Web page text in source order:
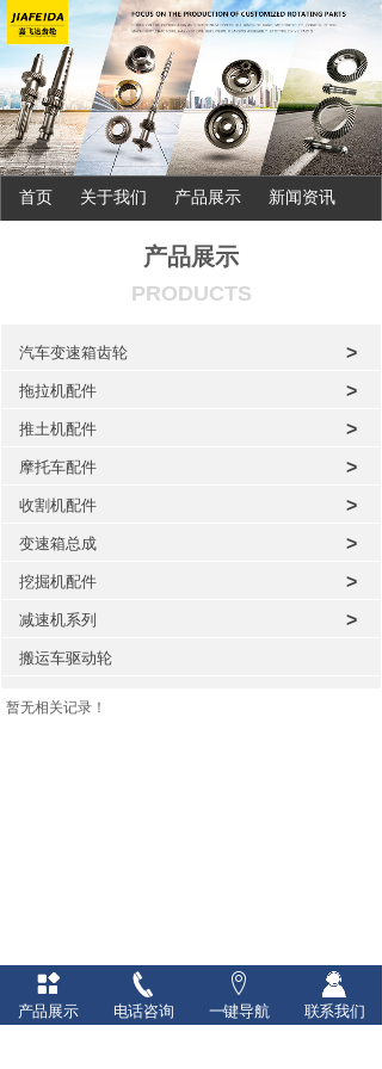
首页 关于我们 产品展示
新闻资讯
产品展示
PRODUCTS
汽车变速箱齿轮 >
拖拉机配件 >
推土机配件 >
摩托车配件 >
收割机配件 >
变速箱总成 >
挖掘机配件 >
减速机系列 >
搬运车驱动轮
暂无相关记录！
产品展示 电话咨询 一键导航 联系我们